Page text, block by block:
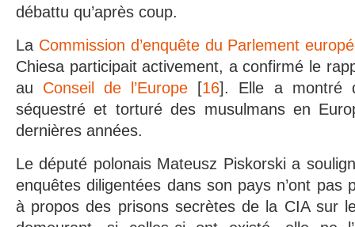
débattu qu’après coup.
La Commission d’enquête du Parlement
Chiesa participait activement, a confirmé le
au Conseil de l’Europe [16]. Elle a montré
séquestré et torturé des musulmans en
dernières années.
Le député polonais Mateusz Piskorski a
enquêtes diligentées dans son pays n’ont pas
à propos des prisons secrètes de la CIA sur